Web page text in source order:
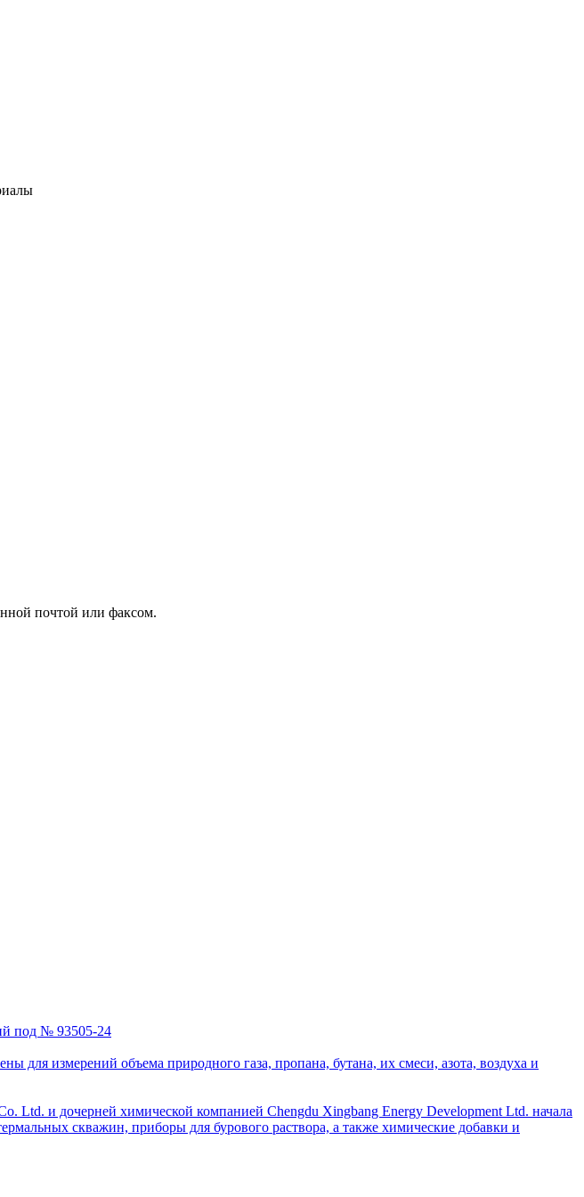
почтой или факсом.
под № 93505-24
для измерений объема природного газа, пропана, бутана, их смеси, азота, воздуха и
Ltd. и дочерней химической компанией Chengdu Xingbang Energy Development Ltd. начала
скважин, приборы для бурового раствора, а также химические добавки и